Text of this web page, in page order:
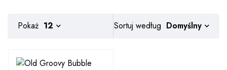
Sortuj według Domyślny
Pokaż 12